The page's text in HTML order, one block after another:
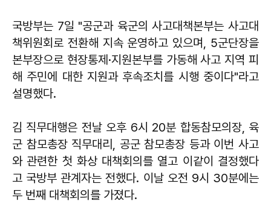
국방부는 7일 "공군과 육군의 사고대책본부는 사고대
책위원회로 전환해 지속 운영하고 있으며, 5군단장을
본부장으로 현장통제·지원본부를 가동해 사고 지역 피
해 주민에 대한 지원과 후속조치를 시행 중이다"라고
설명했다.
김 직무대행은 전날 오후 6시 20분 합동참모의장, 육
군 참모총장 직무대리, 공군 참모총장 등과 이번 사고
와 관련한 첫 화상 대책회의를 열고 이같이 결정했다
고 국방부 관계자는 전했다. 이날 오전 9시 30분에는
두 번째 대책회의를 가졌다.